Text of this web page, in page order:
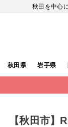
秋田を中心
秋田県 岩手県
【秋田市】